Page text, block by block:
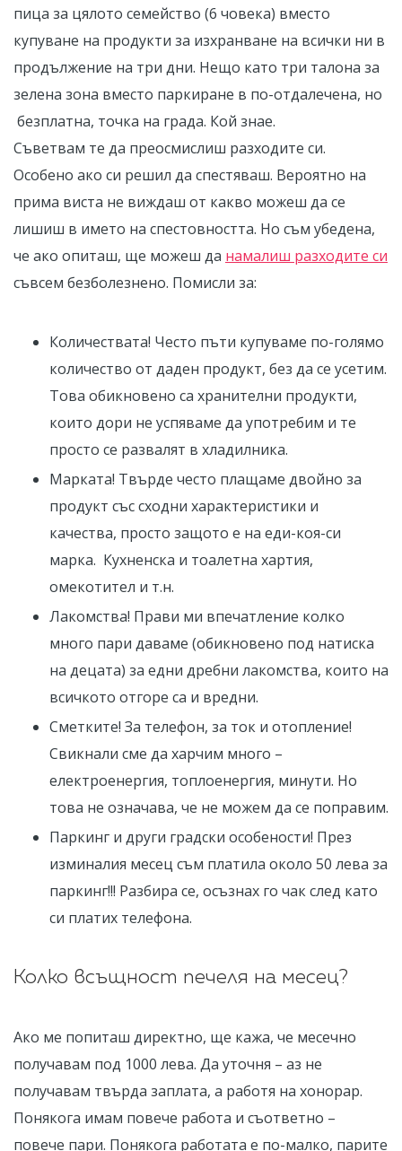
пица за цялото семейство (6 човека) вместо
купуване на продукти за изхранване на всички ни в
продължение на три дни. Нещо като три талона за
зелена зона вместо паркиране в по-отдалечена, но
безплатна, точка на града. Кой знае.
Съветвам те да преосмислиш разходите си.
Особено ако си решил да спестяваш. Вероятно на
прима виста не виждаш от какво можеш да се
лишиш в името на спестовността. Но съм убедена,
че ако опиташ, ще можеш да намалиш разходите си
съвсем безболезнено. Помисли за:
Количествата! Често пъти купуваме по-голямо
количество от даден продукт, без да се усетим.
Това обикновено са хранителни продукти,
които дори не успяваме да употребим и те
просто се развалят в хладилника.
Марката! Твърде често плащаме двойно за
продукт със сходни характеристики и
качества, просто защото е на еди-коя-си
марка. Кухненска и тоалетна хартия,
омекотител и т.н.
Лакомства! Прави ми впечатление колко
много пари даваме (обикновено под натиска
на децата) за едни дребни лакомства, които на
всичкото отгоре са и вредни.
Сметките! За телефон, за ток и отопление!
Свикнали сме да харчим много –
електроенергия, топлоенергия, минути. Но
това не означава, че не можем да се поправим.
Паркинг и други градски особености! През
изминалия месец съм платила около 50 лева за
паркинг!!! Разбира се, осъзнах го чак след като
си платих телефона.
Колко всъщност печеля на месец?
Ако ме попиташ директно, ще кажа, че месечно
получавам под 1000 лева. Да уточня – аз не
получавам твърда заплата, а работя на хонорар.
Понякога имам повече работа и съответно –
повече пари. Понякога работата е по-малко, парите